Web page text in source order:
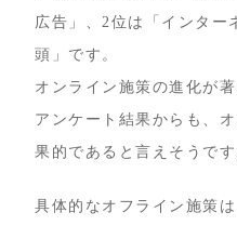
広告」、2位は「インター
頭」です。
オンライン施策の進化が
アンケート結果からも、
果的であると言えそうです
具体的なオフライン施策